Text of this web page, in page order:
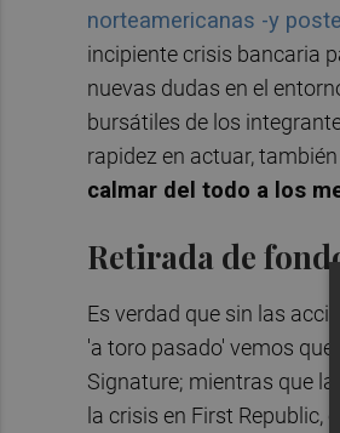
norteamericanas -y
incipiente crisis bancaria
nuevas dudas en el
bursátiles de los
rapidez en actuar, también
calmar del todo a los
Retirada de
Es verdad que sin las
'a toro pasado' vemos
Signature; mientras que
la crisis en First Republic,